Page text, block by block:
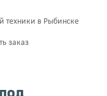
техники в Рыбинске
заказ